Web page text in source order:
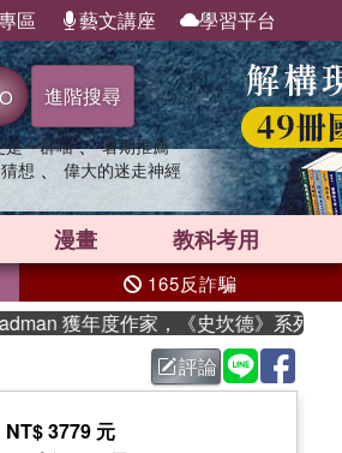
區 藝文講座 學習平台
進階搜尋
是一群喵 、 暑期推薦
想 、 偉大的迷走神經
漫畫 教科考用
165反詐騙
獲年度作家，《史坎德》系列帶你踏
評論
NT$ 3779 元